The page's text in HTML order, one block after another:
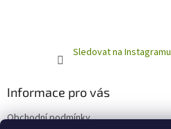
Sledovat na Instagramu
Informace pro vás
Obchodní podmínky